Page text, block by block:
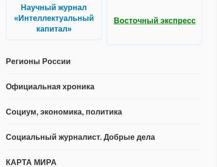
Научный журнал
«Интеллектуальный
капитал»
Восточный экспресс
Регионы России
Официальная хроника
Социум, экономика, политика
Социальный журналист. Добрые дела
КАРТА МИРА